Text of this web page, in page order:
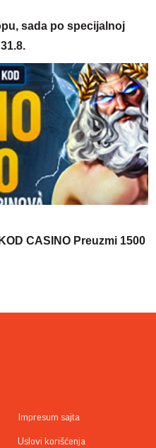
sada po specijalnoj
CASINO Preuzmi 1500
Impresum sajta
Uslovi korišćenja